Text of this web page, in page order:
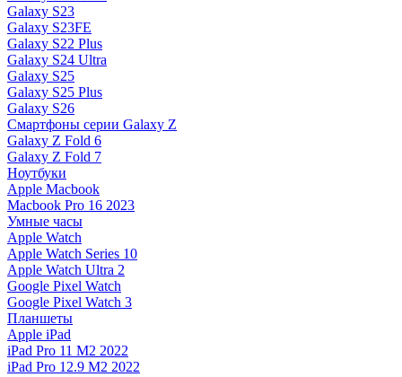
Galaxy S23
Galaxy S23FE
Galaxy S22 Plus
Galaxy S24 Ultra
Galaxy S25
Galaxy S25 Plus
Galaxy S26
Смартфоны серии Galaxy Z
Galaxy Z Fold 6
Galaxy Z Fold 7
Ноутбуки
Apple Macbook
Macbook Pro 16 2023
Умные часы
Apple Watch
Apple Watch Series 10
Apple Watch Ultra 2
Google Pixel Watch
Google Pixel Watch 3
Планшеты
Apple iPad
iPad Pro 11 M2 2022
iPad Pro 12.9 M2 2022